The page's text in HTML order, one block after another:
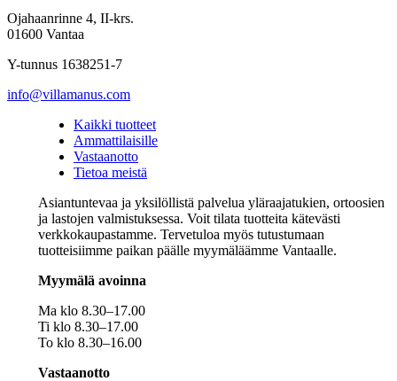
Ojahaanrinne 4, II-krs.
01600 Vantaa
Y-tunnus 1638251-7
info@villamanus.com
Kaikki tuotteet
Ammattilaisille
Vastaanotto
Tietoa meistä
Asiantuntevaa ja yksilöllistä palvelua yläraajatukien, ortoosien
ja lastojen valmistuksessa. Voit tilata tuotteita kätevästi
verkkokaupastamme. Tervetuloa myös tutustumaan
tuotteisiimme paikan päälle myymäläämme Vantaalle.
Myymälä avoinna
Ma klo 8.30–17.00
Ti klo 8.30–17.00
To klo 8.30–16.00
Vastaanotto